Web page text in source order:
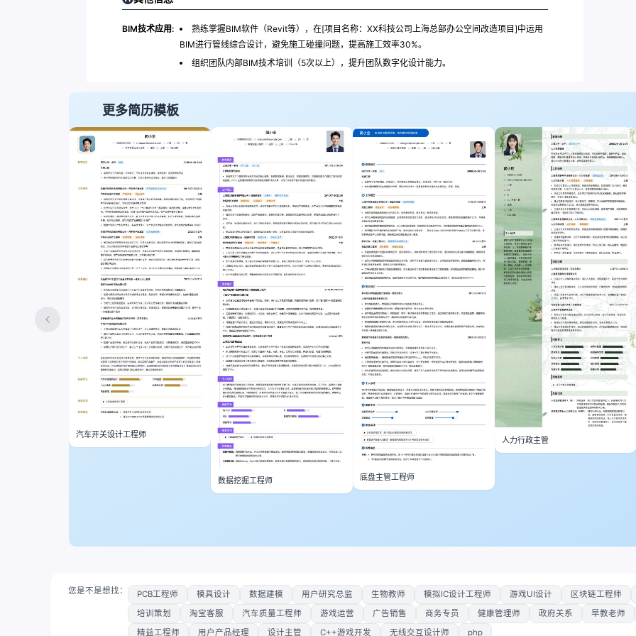
BIM技术应用:
熟练掌握BIM软件（Revit等），在[项目名称：XX科技公司上海总部办公空间改造项目]中运用
BIM进行管线综合设计，避免施工碰撞问题，提高施工效率30%。
组织团队内部BIM技术培训（5次以上），提升团队数字化设计能力。
更多简历模板
汽车开关设计工程师
数据挖掘工程师 底盘主管工程师
人力行政主管
您是不是想找： PCB工程师 模具设计 数据建模 用户研究总监 生物教师 模拟IC设计工程师 游戏UI设计
区块链工程师
培训策划
淘宝客服 汽车质量工程师 游戏运营 广告销售 商务专员 健康管理师 政府关系
早教老师
精益工程师
用户产品经理 设计主管 C++游戏开发 无线交互设计师 php